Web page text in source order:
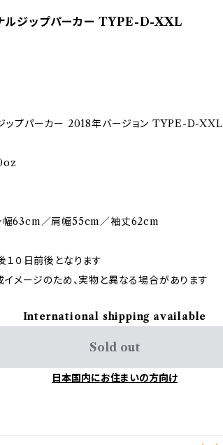
ルジップパーカー TYPE-D-XXL
ップパーカー 2018年バージョン TYPE-D-XXL
幅63cm／肩幅55cm／袖丈62cm
０日前後となります
メージのため、実物と異なる場合があります
International shipping available
Sold out
日本国内にお住まいの方向け